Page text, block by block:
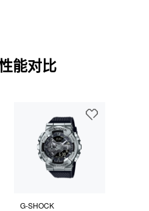
能对比
G-SHOCK